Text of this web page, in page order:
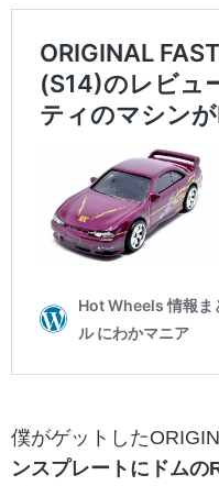
僕がゲットした
ンスプレートにドムの